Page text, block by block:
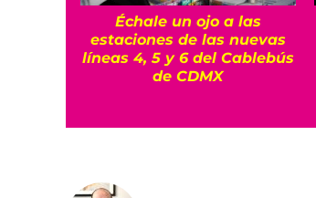
Échale un ojo a las
estaciones de las nuevas
líneas 4, 5 y 6 del Cablebús
de CDMX